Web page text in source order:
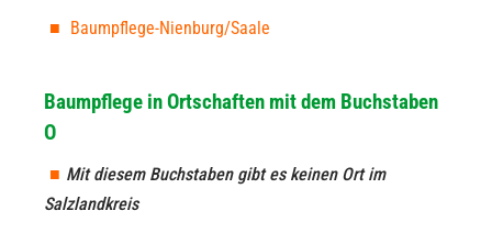
Baumpflege-Nienburg/Saale
Baumpflege in Ortschaften mit dem Buchstaben
O
Mit diesem Buchstaben gibt es keinen Ort im
Salzlandkreis